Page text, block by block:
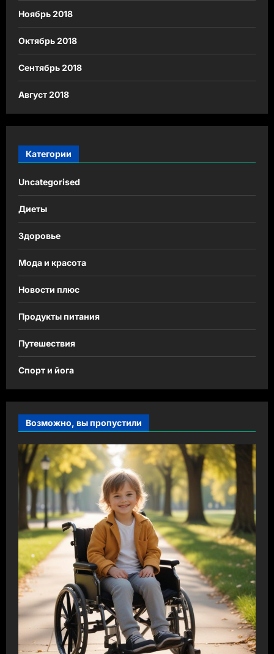
Ноябрь 2018
Октябрь 2018
Сентябрь 2018
Август 2018
Категории
Uncategorised
Диеты
Здоровье
Мода и красота
Новости плюс
Продукты питания
Путешествия
Спорт и йога
Возможно, вы пропустили